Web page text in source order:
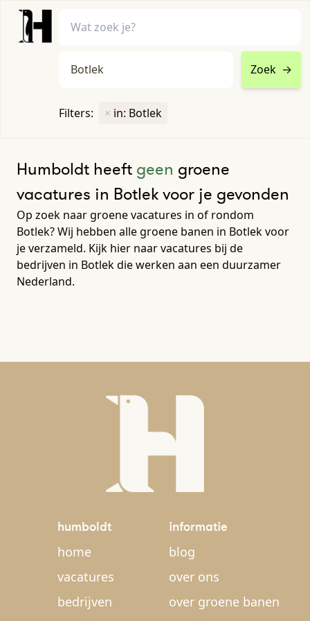
Zoek →
Filters: × in: Botlek
Humboldt heeft geen groene
vacatures in Botlek voor je gevonden
Op zoek naar groene vacatures in of rondom
Botlek? Wij hebben alle groene banen in Botlek voor
je verzameld. Kijk hier naar vacatures bij de
bedrijven in Botlek die werken aan een duurzamer
Nederland.
humboldt
home
vacatures
bedrijven
informatie
blog
over ons
over groene banen